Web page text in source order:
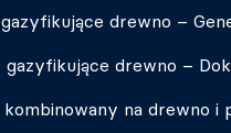
drewno –
gazyfikujące drewno –
kombinowany na drewno i